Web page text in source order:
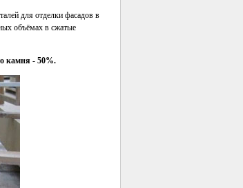
для отделки фасадов в
объёмах в сжатые
камня - 50%.